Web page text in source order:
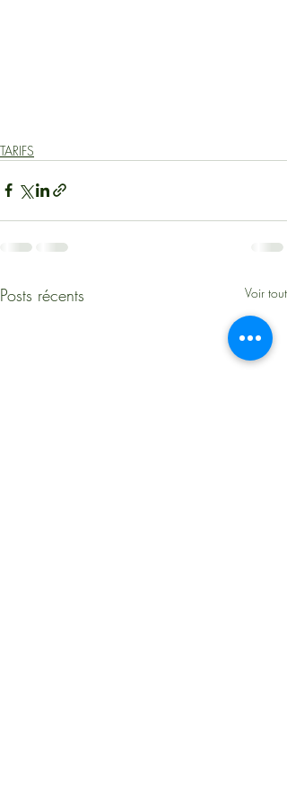
TARIFS
Posts récents Voir tout